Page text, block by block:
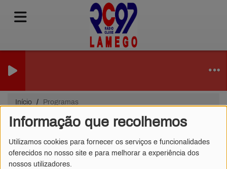
Informação que recolhemos
Utilizamos cookies para fornecer os serviços e funcionalidades
oferecidos no nosso site e para melhorar a experiência dos
nossos utilizadores.
Início Programas
Programas